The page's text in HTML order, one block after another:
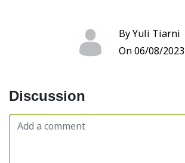
By Yuli Tiarni
On 06/08/2023
Discussion